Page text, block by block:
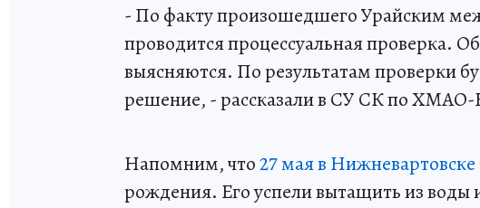
- По факту произошедшего Урайским
проводится процессуальная проверка.
выясняются. По результатам проверки
решение, - рассказали в СУ СК по
Напомним, что27 мая в
рождения. Его успели вытащить из воды